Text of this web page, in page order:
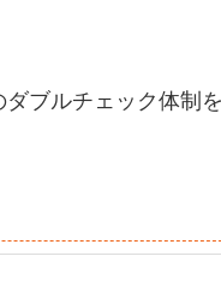
ブルチェック体制